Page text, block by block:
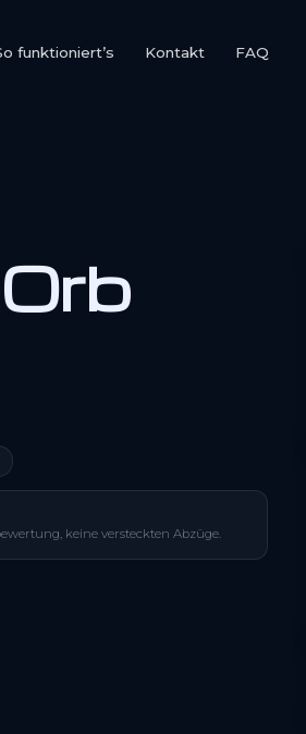
funktioniert’s Kontakt FAQ
anfragen
keine versteckten Abzüge.